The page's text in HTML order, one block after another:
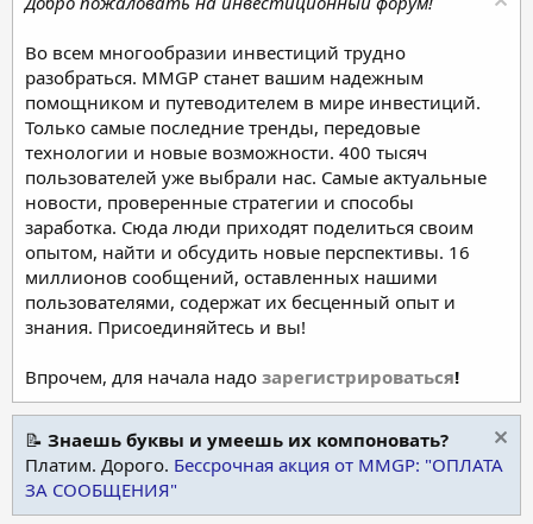
Во всем многообразии инвестиций трудно
разобраться. MMGP станет вашим надежным
помощником и путеводителем в мире инвестиций.
Только самые последние тренды, передовые
технологии и новые возможности. 400 тысяч
пользователей уже выбрали нас. Самые актуальные
новости, проверенные стратегии и способы
заработка. Сюда люди приходят поделиться своим
опытом, найти и обсудить новые перспективы. 16
миллионов сообщений, оставленных нашими
пользователями, содержат их бесценный опыт и
знания. Присоединяйтесь и вы!
Впрочем, для начала надо зарегистрироваться!
📝 Знаешь буквы и умеешь их компоновать?
Платим. Дорого. Бессрочная акция от MMGP: "ОПЛАТА
ЗА СООБЩЕНИЯ"